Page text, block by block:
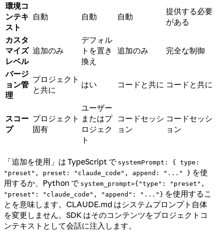
環境コ
ンテキ
スト
自動 自動 自動
提供する必要
がある
カスタ
マイズ
レベル
追加のみ
デフォル
トを置き
換え
追加のみ 完全な制御
バージ
ョン管
理
プロジェクト
と共に
はい コードと共に コードと共に
スコー
プ
プロジェクト
固有
ユーザー
またはプ
ロジェク
ト
コードセッシ
ョン
コードセッシ
ョン
「追加を使用」は TypeScript で systemPrompt: { type:
"preset", preset: "claude_code", append: "..." } を使
用するか、Python で system_prompt={"type": "preset",
"preset": "claude_code", "append": "..."} を使用するこ
とを意味します。CLAUDE.md はシステムプロンプト自体
を変更しません。SDK はそのコンテンツをプロジェクトコ
ンテキストとして会話に注入します。